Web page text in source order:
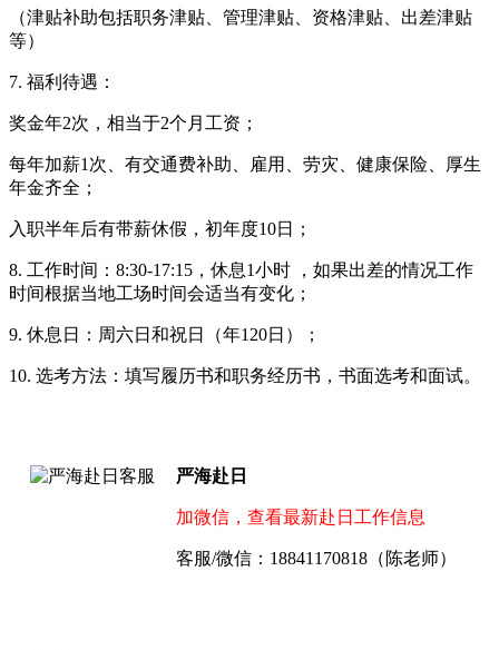
（津贴补助包括职务津贴、管理津贴、资格津贴、出差津贴
等）
7. 福利待遇：
奖金年2次，相当于2个月工资；
每年加薪1次、有交通费补助、雇用、劳灾、健康保险、厚生
年金齐全；
入职半年后有带薪休假，初年度10日；
8. 工作时间：8:30-17:15，休息1小时 ，如果出差的情况工作
时间根据当地工场时间会适当有变化；
9. 休息日：周六日和祝日（年120日）；
10. 选考方法：填写履历书和职务经历书，书面选考和面试。
严海赴日
加微信，查看最新赴日工作信息
客服/微信：18841170818（陈老师）